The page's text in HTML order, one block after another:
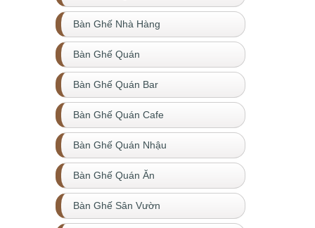
Bàn Ghế Nhà Hàng
Bàn Ghế Quán
Bàn Ghế Quán Bar
Bàn Ghế Quán Cafe
Bàn Ghế Quán Nhậu
Bàn Ghế Quán Ăn
Bàn Ghế Sân Vườn